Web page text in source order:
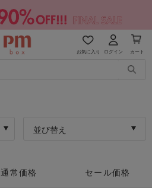
お気に入り ログイン カート
並び替え
通常価格 セール価格